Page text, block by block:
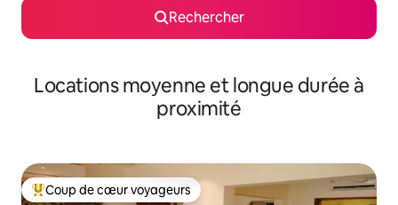
Rechercher
Locations moyenne et longue durée à
proximité
Coups de cœur voyageurs les plus appréciés
Coup de cœur voyageurs